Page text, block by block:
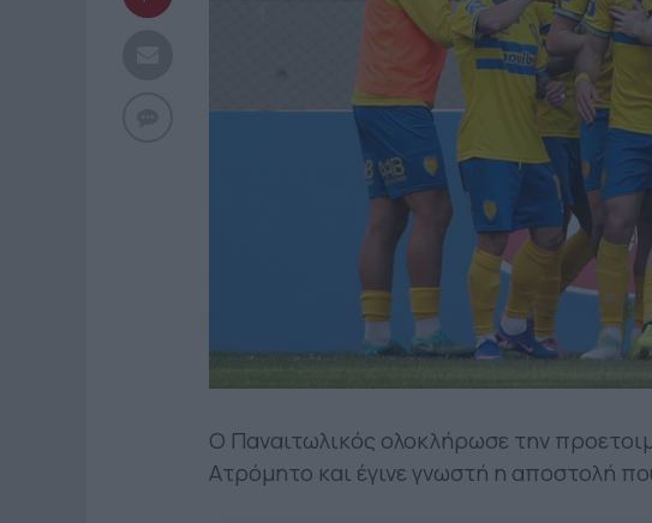
Ο Παναιτωλικός ολοκλήρωσε την
Ατρόμητο και έγινε γνωστή η αποστολή